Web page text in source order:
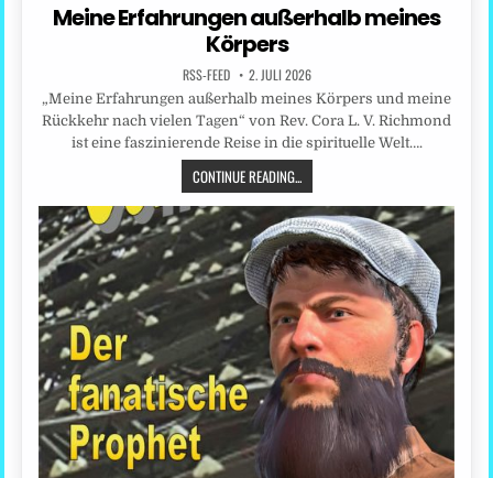
Meine Erfahrungen außerhalb meines
Körpers
RSS-FEED 2. JULI 2026
„Meine Erfahrungen außerhalb meines Körpers und meine
Rückkehr nach vielen Tagen“ von Rev. Cora L. V. Richmond
ist eine faszinierende Reise in die spirituelle Welt….
CONTINUE READING...